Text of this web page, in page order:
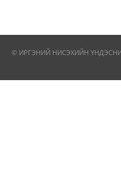
© ИРГЭНИЙ НИСЭХИЙН